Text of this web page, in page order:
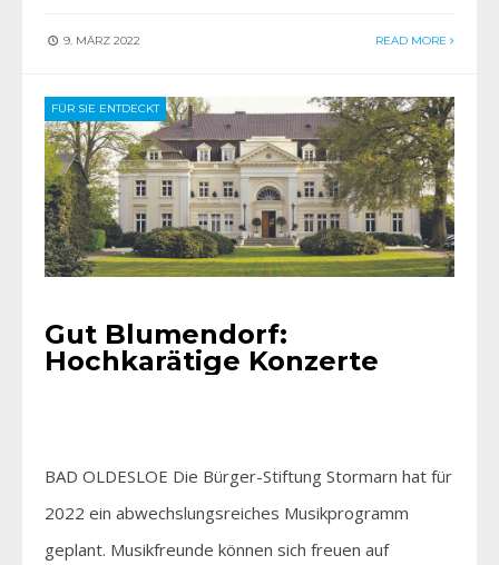
9. MÄRZ 2022 READ MORE
FÜR SIE ENTDECKT
Gut Blumendorf:
Hochkarätige Konzerte
BAD OLDESLOE Die Bürger-Stiftung Stormarn hat für
2022 ein abwechslungsreiches Musikprogramm
geplant. Musikfreunde können sich freuen auf